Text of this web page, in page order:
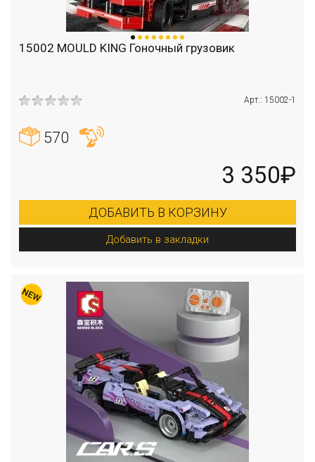
15002 MOULD KING Гоночный грузовик
Арт.: 15002-1
570
3 350₽
ДОБАВИТЬ В КОРЗИНУ
Добавить в закладки